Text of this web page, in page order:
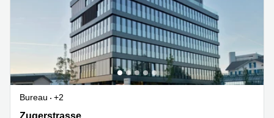
Bureau
+2
Zugerstrasse 32, Baar
Zugerstrasse